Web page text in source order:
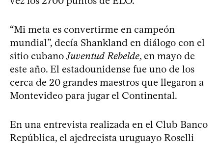
“Mi meta es convertirme en campeón
mundial”, decía Shankland en diálogo con el
sitio cubanoJuventud Rebelde, en mayo de
este año. El estadounidense fue uno de los
cerca de 20 grandes maestros que llegaron a
Montevideo para jugar el Continental.
En una entrevista realizada en el Club Banco
República, el ajedrecista uruguayo Roselli